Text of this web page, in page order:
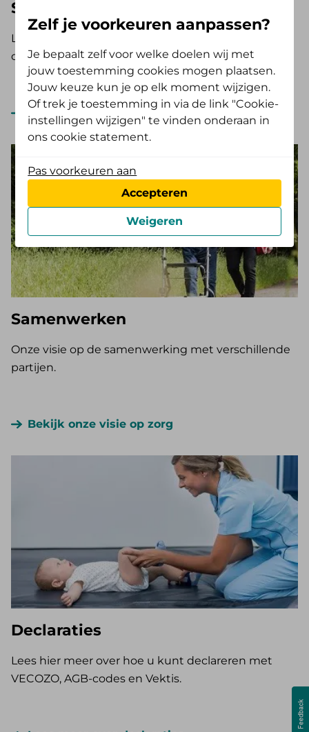
Service
Lees meer over onze vergoedingen, Zorgwijzer en
ons fraudebeleid.
Bekijk alle servicepagina's
Samenwerken
Onze visie op de samenwerking met verschillende
partijen.
Bekijk onze visie op zorg
Declaraties
Lees hier meer over hoe u kunt declareren met
VECOZO, AGB-codes en Vektis.
Zelf je voorkeuren aanpassen?
Je bepaalt zelf voor welke doelen wij met
jouw toestemming cookies mogen plaatsen.
Jouw keuze kun je op elk moment wijzigen.
Of trek je toestemming in via de link "Cookie-
instellingen wijzigen" te vinden onderaan in
ons cookie statement.
Pas voorkeuren aan
Accepteren
Weigeren